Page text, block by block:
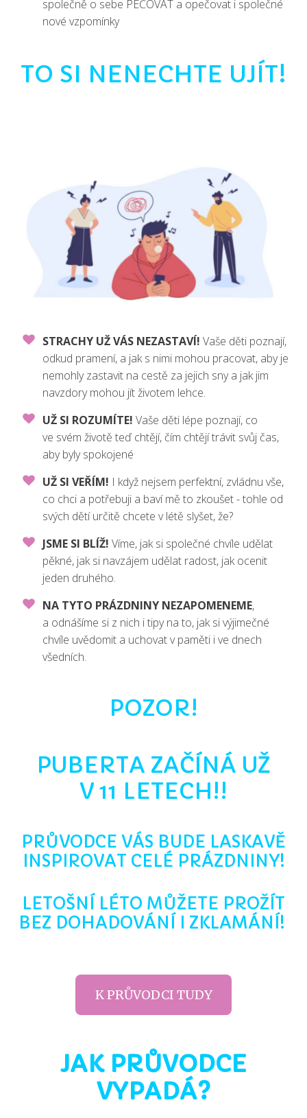
společně o sebe PEČOVAT a opečovat i společné
nové vzpomínky
TO SI NENECHTE UJÍT!
STRACHY UŽ VÁS NEZASTAVÍ!Vaše děti poznají,
odkud pramení, a jak s nimi mohou pracovat, aby je
nemohly zastavit na cestě za jejich sny a jak jim
navzdory mohou jít životem lehce.
UŽ SI ROZUMÍTE!Vaše děti lépe poznají, co
ve svém životě teď chtějí, čím chtějí trávit svůj čas,
aby byly spokojené
UŽ SI VEŘÍM! I když nejsem perfektní, zvládnu vše,
co chci a potřebuji a baví mě to zkoušet - tohle od
svých dětí určitě chcete v létě slyšet, že?
JSME SI BLÍŽ! Víme, jak si společné chvíle udělat
pěkné, jak si navzájem udělat radost, jak ocenit
jeden druhého.
NA TYTO PRÁZDNINY NEZAPOMENEME,
a odnášíme si z nich i tipy na to, jak si výjimečné
chvíle uvědomit a uchovat v paměti i ve dnech
všedních.
POZOR!
PUBERTA ZAČÍNÁ UŽ
V 11 LETECH!!
PRŮVODCE VÁS BUDE LASKAVĚ
INSPIROVAT CELÉ PRÁZDNINY!
LETOŠNÍ LÉTO MŮŽETE PROŽÍT
BEZ DOHADOVÁNÍ I ZKLAMÁNÍ!
K PRŮVODCI TUDY
JAK PRŮVODCE
VYPADÁ?